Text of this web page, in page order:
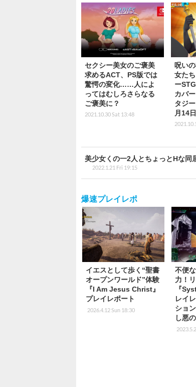
セクシー美女のご褒美
求めるACT、PS版では
驚愕の変化……人によ
ってはむしろさらなる
ご褒美に？
2021.10.30 Sat 13:48
呪い
女た
ー
カバ
タジ
月14
美少女くの一2人とちょっとHな
2022.1.21 Fri 19:15
爆速プレイレポ
イエスとして歩く“聖書
オープンワールド”体験
『I Am Jesus Christ』
プレイレポート
2026.4.12 Sun 18:30
不便
力！
『
レイ
ショ
し悪